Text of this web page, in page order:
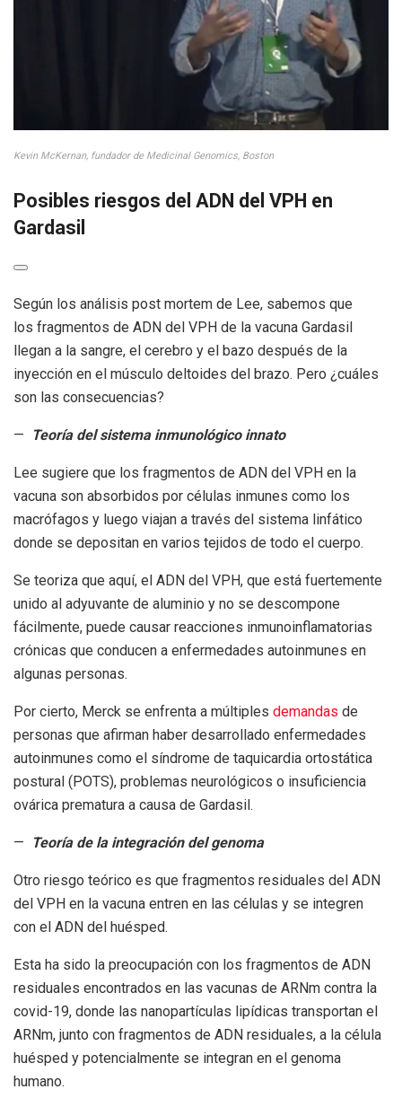
Kevin McKernan, fundador de Medicinal Genomics, Boston
Posibles riesgos del ADN del VPH en
Gardasil
Según los análisis post mortem de Lee, sabemos que
los fragmentos de ADN del VPH de la vacuna Gardasil
llegan a la sangre, el cerebro y el bazo después de la
inyección en el músculo deltoides del brazo. Pero ¿cuáles
son las consecuencias?
— Teoría del sistema inmunológico innato
Lee sugiere que los fragmentos de ADN del VPH en la
vacuna son absorbidos por células inmunes como los
macrófagos y luego viajan a través del sistema linfático
donde se depositan en varios tejidos de todo el cuerpo.
Se teoriza que aquí, el ADN del VPH, que está fuertemente
unido al adyuvante de aluminio y no se descompone
fácilmente, puede causar reacciones inmunoinflamatorias
crónicas que conducen a enfermedades autoinmunes en
algunas personas.
Por cierto, Merck se enfrenta a múltiples demandas de
personas que afirman haber desarrollado enfermedades
autoinmunes como el síndrome de taquicardia ortostática
postural (POTS), problemas neurológicos o insuficiencia
ovárica prematura a causa de Gardasil.
— Teoría de la integración del genoma
Otro riesgo teórico es que fragmentos residuales del ADN
del VPH en la vacuna entren en las células y se integren
con el ADN del huésped.
Esta ha sido la preocupación con los fragmentos de ADN
residuales encontrados en las vacunas de ARNm contra la
covid-19, donde las nanopartículas lipídicas transportan el
ARNm, junto con fragmentos de ADN residuales, a la célula
huésped y potencialmente se integran en el genoma
humano.